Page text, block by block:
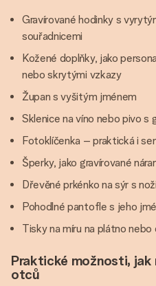
Gravírované hodinky s
souřadnicemi
Kožené doplňky, jako
nebo skrytými vzkazy
Župan s vyšitým jménem
Sklenice na víno nebo pivo s
Fotoklíčenka – praktická i
Šperky, jako gravírované
Dřevěné prkénko na sýr s noži
Pohodlné pantofle s jeho
Tisky na míru na plátno nebo
Praktické možnosti,
otců